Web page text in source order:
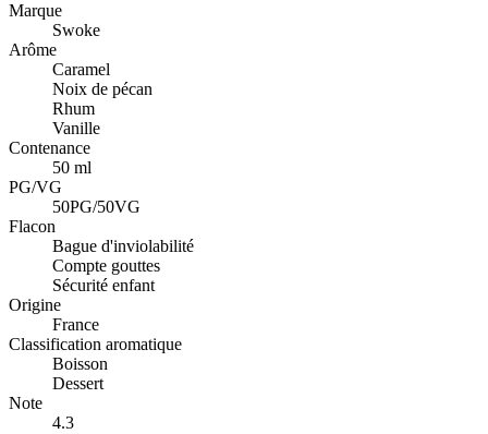
Marque
Swoke
Arôme
Caramel
Noix de pécan
Rhum
Vanille
Contenance
50 ml
PG/VG
50PG/50VG
Flacon
Bague d'inviolabilité
Compte gouttes
Sécurité enfant
Origine
France
Classification aromatique
Boisson
Dessert
Note
4.3